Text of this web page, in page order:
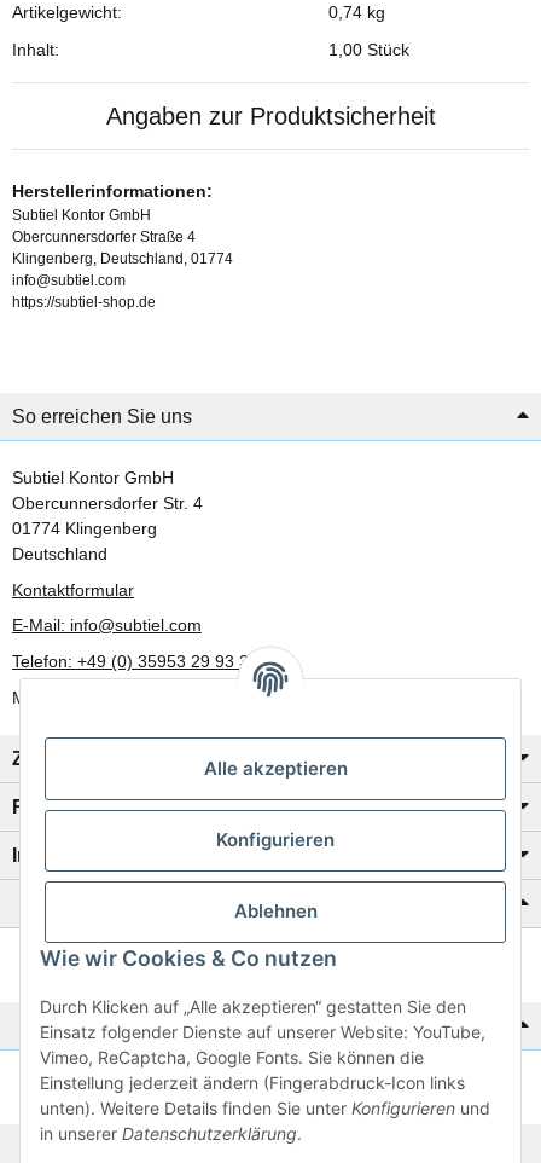
Alle akzeptieren
Konfigurieren
Ablehnen
Wie wir Cookies & Co nutzen
Durch Klicken auf „Alle akzeptieren“ gestatten Sie den
Einsatz folgender Dienste auf unserer Website: YouTube,
Vimeo, ReCaptcha, Google Fonts. Sie können die
Einstellung jederzeit ändern (Fingerabdruck-Icon links
unten). Weitere Details finden Sie unter Konfigurieren und
in unserer Datenschutzerklärung.
Artikelgewicht:
0,74 kg
Inhalt:
1,00 Stück
Angaben zur Produktsicherheit
Herstellerinformationen:
Subtiel Kontor GmbH
Obercunnersdorfer Straße 4
Klingenberg, Deutschland, 01774
info@subtiel.com
https://subtiel-shop.de
So erreichen Sie uns
Subtiel Kontor GmbH
Obercunnersdorfer Str. 4
01774 Klingenberg
Deutschland
Kontaktformular
E-Mail: info@subtiel.com
Telefon: +49 (0) 35953 29 93 30
Mo-Fr: 8:00 Uhr - 17:00 Uhr
Zahlung/Versand
Rechtliches
Informationen
Katalog zur Hand?
Zur Schnellbestellung
Noch kein Katalog?
Preisliste anschauen
© 2026 subtiel-shop.de